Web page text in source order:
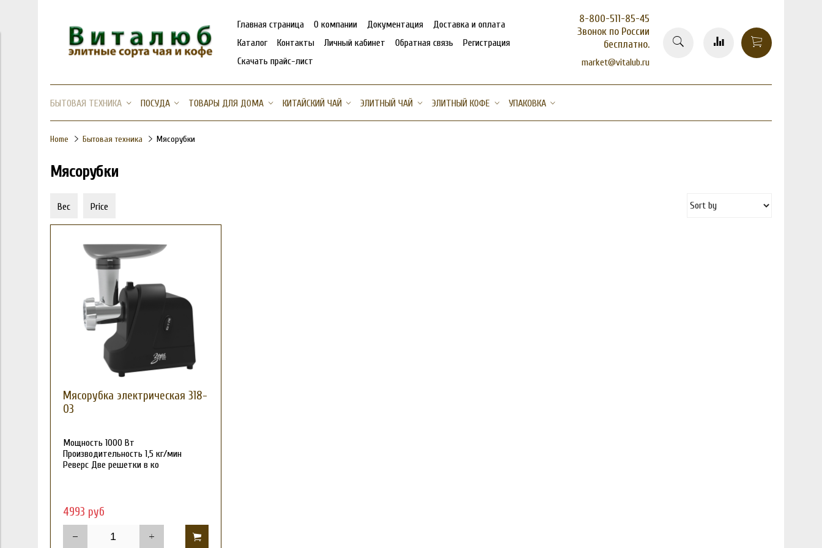
Главная страница О компании Документация
Доставка и оплата
Каталог
Контакты Личный кабинет Обратная связь
Регистрация
Скачать прайс-лист
8-800-511-85-45
Звонок по России
бесплатно.
market@vitalub.ru
БЫТОВАЯ ТЕХНИКА ПОСУДА ТОВАРЫ ДЛЯ ДОМА КИТАЙСКИЙ ЧАЙ ЭЛИТНЫЙ ЧАЙ ЭЛИТНЫЙ КОФЕ УПАКОВКА
Home Бытовая техника Мясорубки
Мясорубки
Вес Price
Мясорубка электрическая 318-
03
Мощность 1000 Вт
Производительность 1,5 кг/мин
Реверс Две решетки в ко
4993 руб